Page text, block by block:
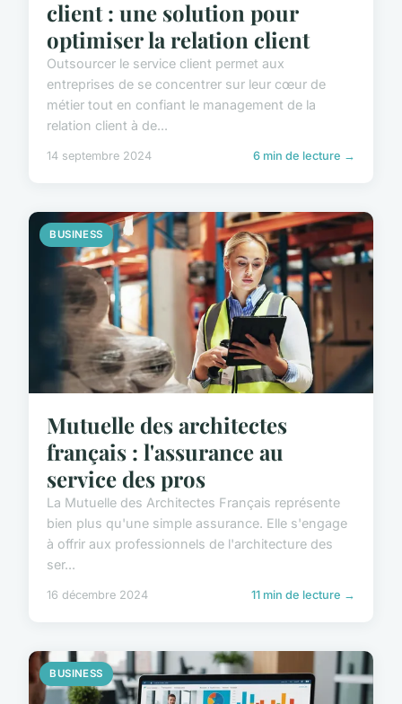
client : une solution pour
optimiser la relation client
Outsourcer le service client permet aux
entreprises de se concentrer sur leur cœur de
métier tout en confiant le management de la
relation client à de...
14 septembre 2024 6 min de lecture →
BUSINESS
Mutuelle des architectes
français : l'assurance au
service des pros
La Mutuelle des Architectes Français représente
bien plus qu'une simple assurance. Elle s'engage
à offrir aux professionnels de l'architecture des
ser...
16 décembre 2024 11 min de lecture →
BUSINESS